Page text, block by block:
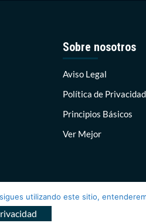
Sobre nosotros
Aviso Legal
Política de Privacidad
Principios Básicos
Ver Mejor
CoverNews
utilizando este sitio,